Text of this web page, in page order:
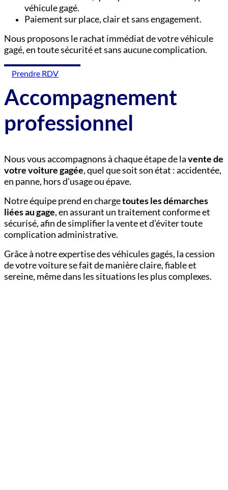
véhicule gagé.
Paiement sur place, clair et sans engagement.
Nous proposons le rachat immédiat de votre véhicule
gagé, en toute sécurité et sans aucune complication.
Prendre RDV
Accompagnement
professionnel
Nous vous accompagnons à chaque étape de lavente de
votre voiture gagée, quel que soit son état : accidentée,
en panne, hors d’usage ou épave.
Notre équipe prend en chargetoutes les démarches
liées au gage, en assurant un traitement conforme et
sécurisé, afin de simplifier la vente et d’éviter toute
complication administrative.
Grâce à notre expertise des véhicules gagés, la cession
de votre voiture se fait de manière claire, fiable et
sereine, même dans les situations les plus complexes.